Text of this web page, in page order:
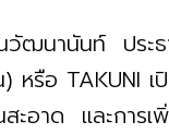
ฒนานันท์ ประธ
หรือ TAKUNI เ
ะอาด และการ